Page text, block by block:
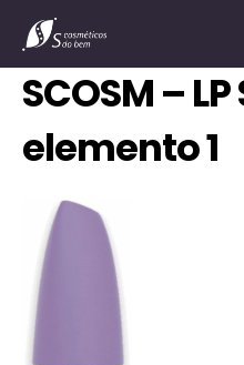
SCOSM –
elemento 1